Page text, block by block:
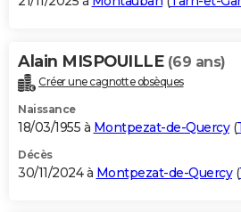
Carte de Noël
Carte Bonne année
Carte Saint-Valentin
Carte Pâques
Carte d'anniversaire
DICTIONNAIRE
Dictionnaire
Biographies
Citations
Expressions
Proverbes
PROGRAMME TV
S'inscrire
Se connecter
Lycées
Collèges
Primaires
Universités
Entreprises
Service militaire
Avis de recherche
AVIS DE DÉCÈS
Alain MISPOUILLE (69 ans)
Créer une cagnotte obsèques
Naissance
18/03/1955 à Montpezat-de-Quercy(
Décès
30/11/2024 à Montpezat-de-Quercy(